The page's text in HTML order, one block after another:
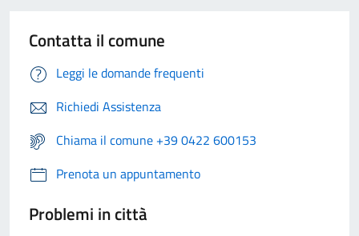
Contatta il comune
Leggi le domande frequenti
Richiedi Assistenza
Chiama il comune +39 0422 600153
Prenota un appuntamento
Problemi in città